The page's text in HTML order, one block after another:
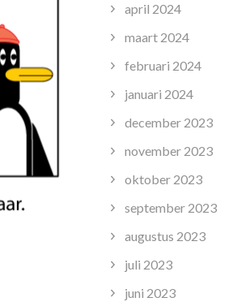
april 2024
maart 2024
februari 2024
januari 2024
december 2023
november 2023
oktober 2023
september 2023
augustus 2023
juli 2023
juni 2023